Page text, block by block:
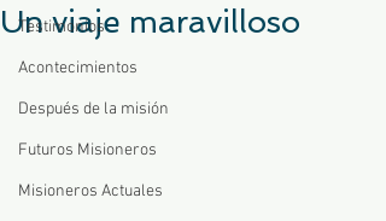
Testimonios
Acontecimientos
Después de la misión
Futuros Misioneros
Misioneros Actuales
Un viaje maravilloso